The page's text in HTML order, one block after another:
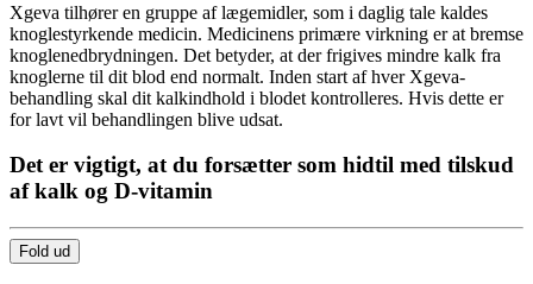
Xgeva tilhører en gruppe af lægemidler, som i daglig tale kaldes
knoglestyrkende medicin. Medicinens primære virkning er at bremse
knoglenedbrydningen. Det betyder, at der frigives mindre kalk fra
knoglerne til dit blod end normalt. Inden start af hver Xgeva-
behandling skal dit kalkindhold i blodet kontrolleres. Hvis dette er
for lavt vil behandlingen blive udsat.
Det er vigtigt, at du forsætter som hidtil med tilskud
af kalk og D-vitamin
Fold ud